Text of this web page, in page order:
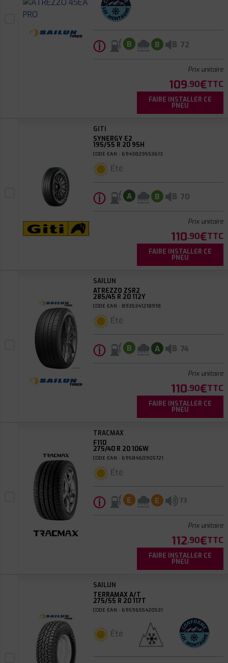
ⓘ B B B 72
Prix unitaire
109.90€TTC
FAIRE INSTALLER CE
PNEU
GITI
SYNERGY E2
195/55 R 20 95H
CODE EAN : 6943829553613
Été
ⓘ A B B 70
Prix unitaire
110.90€TTC
FAIRE INSTALLER CE
PNEU
SAILUN
ATREZZO ZSR2
285/45 R 20 112Y
CODE EAN : 8935341218918
Été
ⓘ B A B 74
Prix unitaire
110.90€TTC
FAIRE INSTALLER CE
PNEU
TRACMAX
F110
275/40 R 20 106W
CODE EAN : 6958460905721
Été
ⓘ E E 73
Prix unitaire
112.90€TTC
FAIRE INSTALLER CE
PNEU
SAILUN
TERRAMAX A/T
275/55 R 20 117T
CODE EAN : 6959655420531
Été